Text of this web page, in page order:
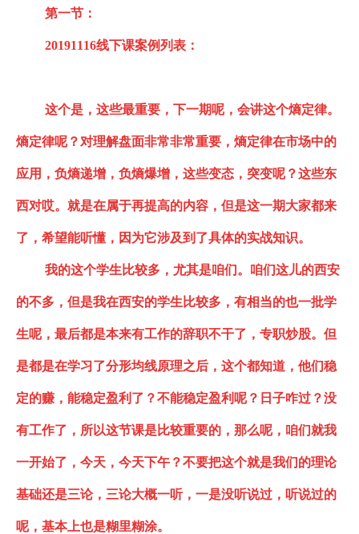
第一节：
20191116线下课案例列表：
这个是，这些最重要，下一期呢，会讲这个熵定律。
熵定律呢？对理解盘面非常非常重要，熵定律在市场中的
应用，负熵递增，负熵爆增，这些变态， 突变呢？这些东
西对哎。就是在属于再提高的内容，但是这一期大家都来
了，希望能听懂，因为它涉及到了具体的实战知识。
我的这个学生比较多，尤其是咱们。咱们这儿的西安
的不多，但是我在西安的学生比较多，有相当的也一批学
生呢，最后都是本来有工作的辞职不干了，专职炒股。但
是都是在学习了分形均线原理之后，这个都知道，他们稳
定的赚 ， 能稳定盈利了？不能稳定盈利呢？日子咋过？没
有工作了，所以这节课是比较重要的，那么呢，咱们就我
一开始了，今天，今天下午？不要把这个就是我们的理论
基础还是三论，三论大概一听，一是没听说过，听说过的
呢，基本上也是糊里糊涂。